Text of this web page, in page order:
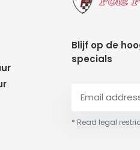
Blijf op de
specials
* Read legal